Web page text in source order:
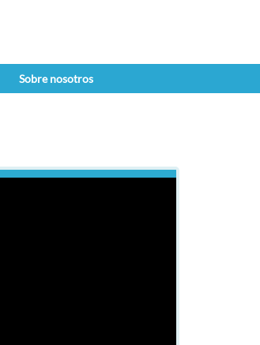
Sobre nosotros